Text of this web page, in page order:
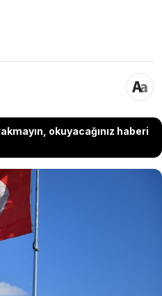
okuyacağınız haberi
tarafından
ölçekli araştırmada,
için savaşmaya hazır olup
'Dünyanın en vatansever
listede Türkiye'nin
yer alan ülkeler dikkat